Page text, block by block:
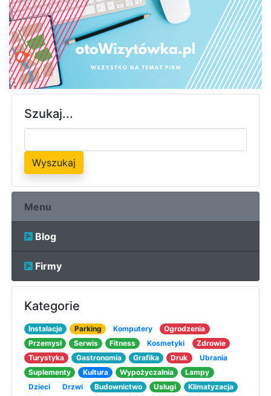
Szukaj...
Wyszukaj
Menu
Blog
Firmy
Kategorie
Instalacje Parking Komputery
Ogrodzenia
Przemysł
Serwis Fitness Kosmetyki
Zdrowie
Turystyka
Gastronomia Grafika Druk
Ubrania
Suplementy
Kultura Wypożyczalnia
Lampy
Dzieci
Drzwi Budownictwo Usługi
Klimatyzacja